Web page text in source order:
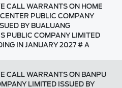
CALL WARRANTS ON HOME
PUBLIC COMPANY
BY BUALUANG
PUBLIC COMPANY LIMITED
IN JANUARY 2027 # A
CALL WARRANTS ON BANPU
LIMITED ISSUED BY